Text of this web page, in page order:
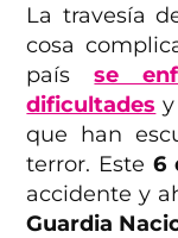
La travesía
cosa
paísse
dificultades
que han
terror. Este6
accidente y
Guardia